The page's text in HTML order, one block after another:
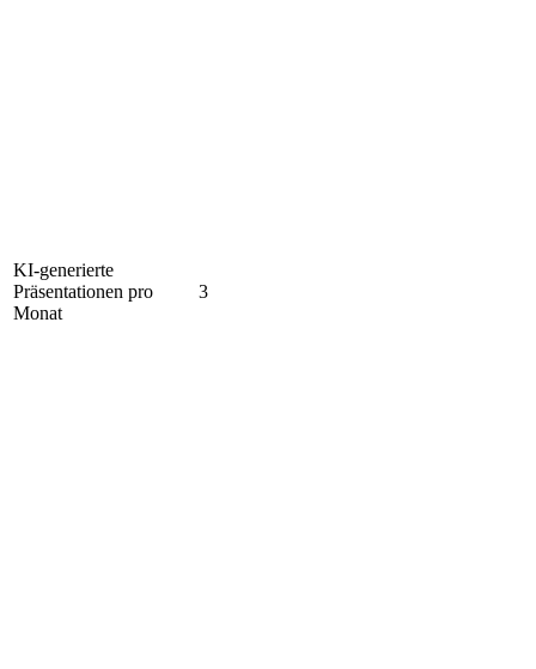
KI-generierte
Präsentationen pro
Monat
3